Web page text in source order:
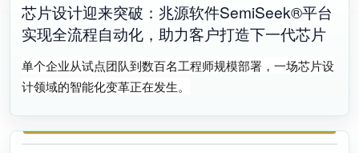
芯片设计迎来突破：兆源软件SemiSeek®平台
实现全流程自动化，助力客户打造下一代芯片
单个企业从试点团队到数百名工程师规模部署，一场芯片设
计领域的智能化变革正在发生。